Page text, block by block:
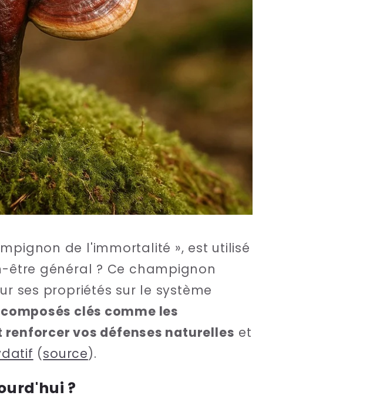
de l'immortalité », est utilisé
être général ? Ce champignon
ses propriétés sur le système
clés comme les
renforcer vos défenses naturelles et
(source).
?